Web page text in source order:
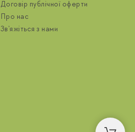
Договір публічної оферти
Про нас
Зв'яжіться з нами